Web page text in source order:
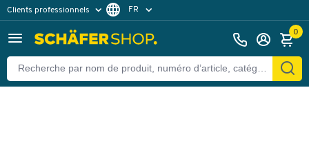
Clients professionnels
Clients particuliers
FR
0
Retour